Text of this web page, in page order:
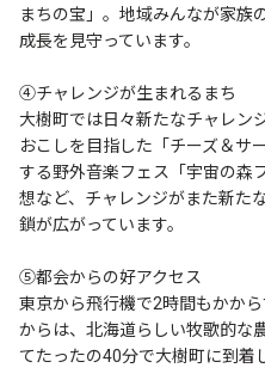
まちの宝」。地域みんなが家族
成長を見守っています。
④チャレンジが生まれるまち
大樹町では日々新たなチャレン
おこしを目指した「チーズ＆サ
する野外音楽フェス「宇宙の森
想など、チャレンジがまた新た
鎖が広がっています。
⑤都会からの好アクセス
東京から飛行機で2時間もかか
からは、北海道らしい牧歌的な
てたったの40分で大樹町に到着